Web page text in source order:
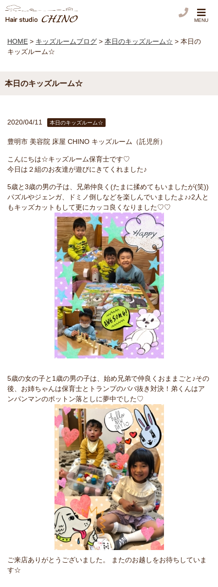
MENU
HOME > キッズルームブログ > 本日のキッズルーム☆ > 本日の
キッズルーム☆
本日のキッズルーム☆
2020/04/11 本日のキッズルーム☆
豊明市 美容院 床屋 CHINO キッズルーム（託児所）
こんにちは☆キッズルーム保育士です♡
今日は２組のお友達が遊びにきてくれました♪
5歳と3歳の男の子は、兄弟仲良く(たまに揉めてもいましたが(笑))
パズルやジェンガ、ドミノ倒しなどを楽しんでいましたよ♪♪2人と
もキッズカットもして更にカッコ良くなりました♡♡
5歳の女の子と1歳の男の子は、始め兄弟で仲良くおままごと♪その
後、お姉ちゃんは保育士とトランプのババ抜き対決！弟くんはア
ンパンマンのポットン落としに夢中でした♡
ご来店ありがとうございました。 またのお越しをお待ちしていま
す☆